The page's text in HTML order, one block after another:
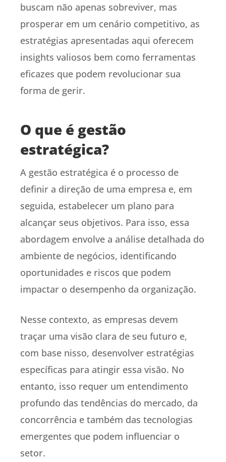
buscam não apenas sobreviver, mas
prosperar em um cenário competitivo, as
estratégias apresentadas aqui oferecem
insights valiosos bem como ferramentas
eficazes que podem revolucionar sua
forma de gerir.
O que é gestão
estratégica?
A gestão estratégica é o processo de
definir a direção de uma empresa e, em
seguida, estabelecer um plano para
alcançar seus objetivos. Para isso, essa
abordagem envolve a análise detalhada do
ambiente de negócios, identificando
oportunidades e riscos que podem
impactar o desempenho da organização.
Nesse contexto, as empresas devem
traçar uma visão clara de seu futuro e,
com base nisso, desenvolver estratégias
específicas para atingir essa visão. No
entanto, isso requer um entendimento
profundo das tendências do mercado, da
concorrência e também das tecnologias
emergentes que podem influenciar o
setor.